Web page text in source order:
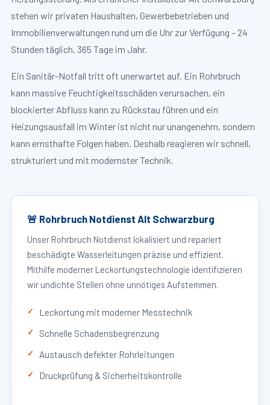
stehen wir privaten Haushalten, Gewerbebetrieben und
Immobilienverwaltungen rund um die Uhr zur Verfügung – 24
Stunden täglich, 365 Tage im Jahr.
Ein Sanitär-Notfall tritt oft unerwartet auf. Ein Rohrbruch
kann massive Feuchtigkeitsschäden verursachen, ein
blockierter Abfluss kann zu Rückstau führen und ein
Heizungsausfall im Winter ist nicht nur unangenehm, sondern
kann ernsthafte Folgen haben. Deshalb reagieren wir schnell,
strukturiert und mit modernster Technik.
🚨 Rohrbruch Notdienst Alt Schwarzburg
Unser Rohrbruch Notdienst lokalisiert und repariert
beschädigte Wasserleitungen präzise und effizient.
Mithilfe moderner Leckortungstechnologie identifizieren
wir undichte Stellen ohne unnötiges Aufstemmen.
Leckortung mit moderner Messtechnik
Schnelle Schadensbegrenzung
Austausch defekter Rohrleitungen
Druckprüfung & Sicherheitskontrolle